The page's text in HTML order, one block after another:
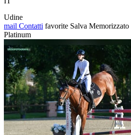
Udine
mail Contatti favorite Salva Memorizzato
Platinum